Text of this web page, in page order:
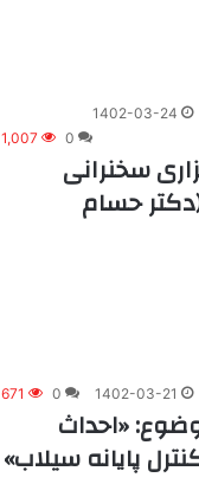
1402-03-24
0
1,007
سخنرانی
– خرداد ۱۴۰۲ (دکتر حسام
1402-03-21
0
671
«احداث
پايانه سيلاب»